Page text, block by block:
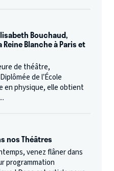
Bouchaud,
Blanche à Paris et
de théâtre,
de l’École
en physique, elle obtient
nos Théâtres
venez flâner dans
programmation